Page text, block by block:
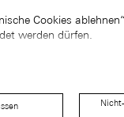
Cookies
werden dürfen.